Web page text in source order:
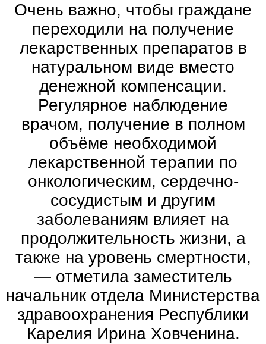
Очень важно, чтобы граждане
переходили на получение
лекарственных препаратов в
натуральном виде вместо
денежной компенсации.
Регулярное наблюдение
врачом, получение в полном
объёме необходимой
лекарственной терапии по
онкологическим, сердечно-
сосудистым и другим
заболеваниям влияет на
продолжительность жизни, а
также на уровень смертности,
— отметила заместитель
начальник отдела Министерства
здравоохранения Республики
Карелия Ирина Ховченина.